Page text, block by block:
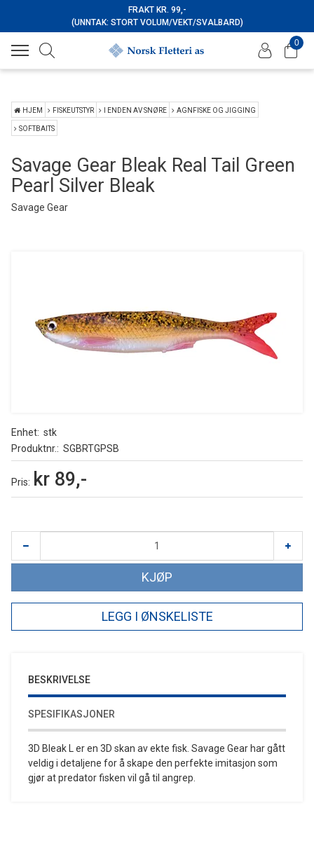
FRAKT KR. 99,-
(UNNTAK: STORT VOLUM/VEKT/SVALBARD)
0
HJEM FISKEUTSTYR I ENDEN AV SNØRE AGNFISKE OG JIGGING
SOFTBAITS
Savage Gear Bleak Real Tail Green
Pearl Silver Bleak
Savage Gear
Enhet stk
Produktnr.
SGBRTGPSB
Pris kr 89,-
KJØP
LEGG I ØNSKELISTE
BESKRIVELSE
SPESIFIKASJONER
3D Bleak L er en 3D skan av ekte fisk. Savage Gear har gått
veldig i detaljene for å skape den perfekte imitasjon som
gjør at predator fisken vil gå til angrep.